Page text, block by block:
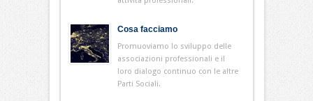
Cosa facciamo
Promuoviamo lo sviluppo delle
associazioni professionali e il
loro dialogo continuo con le altre
Parti Sociali.